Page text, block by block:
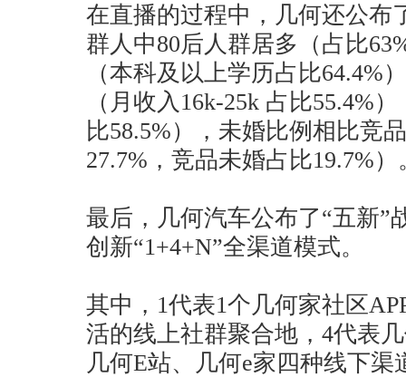
在直播的过程中，几何还公布
群人中80后人群居多（占比
（本科及以上学历占比64.4%
（月收入16k-25k 占比55.4%
比58.5%），未婚比例相比竞
27.7%，竞品未婚占比19.7%）
最后，几何汽车公布了“五新”
创新“1+4+N”全渠道模式。
其中，1代表1个几何家社区
活的线上社群聚合地，4代表
几何E站、几何e家四种线下